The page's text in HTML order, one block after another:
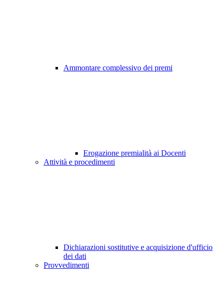
Ammontare complessivo dei premi
Erogazione premialità ai Docenti
Attività e procedimenti
Dichiarazioni sostitutive e acquisizione d'ufficio
dei dati
Provvedimenti